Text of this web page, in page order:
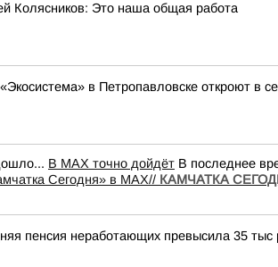
Колясников: Это наша общая работа
в Петропавловске откроют в
В MAX точно дойдёт В последнее
Сегодня» в MAX// КАМЧАТКА
пенсия неработающих превысила 35 тыс